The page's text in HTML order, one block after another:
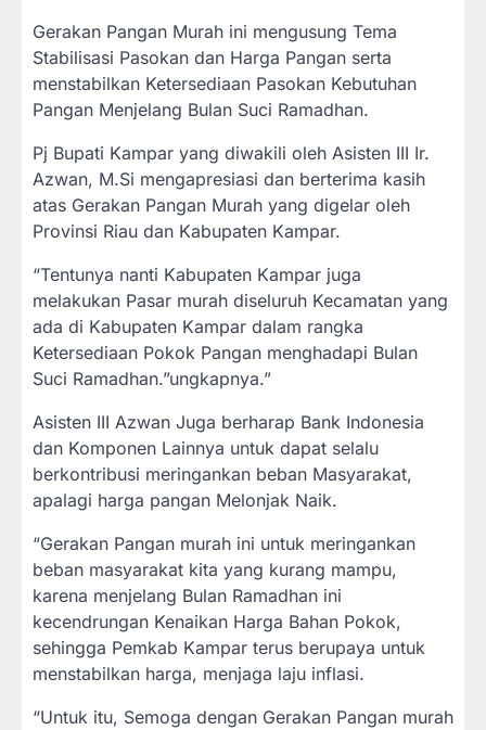
Gerakan Pangan Murah ini mengusung Tema
Stabilisasi Pasokan dan Harga Pangan serta
menstabilkan Ketersediaan Pasokan Kebutuhan
Pangan Menjelang Bulan Suci Ramadhan.
Pj Bupati Kampar yang diwakili oleh Asisten III Ir.
Azwan, M.Si mengapresiasi dan berterima kasih
atas Gerakan Pangan Murah yang digelar oleh
Provinsi Riau dan Kabupaten Kampar.
“Tentunya nanti Kabupaten Kampar juga
melakukan Pasar murah diseluruh Kecamatan yang
ada di Kabupaten Kampar dalam rangka
Ketersediaan Pokok Pangan menghadapi Bulan
Suci Ramadhan.”ungkapnya.”
Asisten III Azwan Juga berharap Bank Indonesia
dan Komponen Lainnya untuk dapat selalu
berkontribusi meringankan beban Masyarakat,
apalagi harga pangan Melonjak Naik.
“Gerakan Pangan murah ini untuk meringankan
beban masyarakat kita yang kurang mampu,
karena menjelang Bulan Ramadhan ini
kecendrungan Kenaikan Harga Bahan Pokok,
sehingga Pemkab Kampar terus berupaya untuk
menstabilkan harga, menjaga laju inflasi.
“Untuk itu, Semoga dengan Gerakan Pangan murah